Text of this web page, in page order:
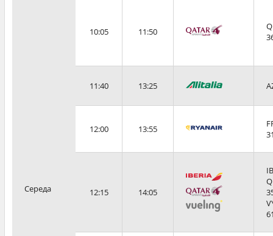
Середа
10:05 11:50
11:40 13:25
12:00 13:55
12:15 14:05